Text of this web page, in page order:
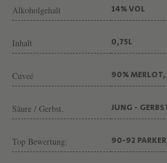
Alkoholgehalt 14% VOL
Inhalt 0,75L
Cuveé 90% MERLOT,
Säure / Gerbst. JUNG -
Top Bewertung: 90-92 PARKER